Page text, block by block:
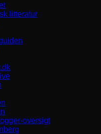
litteratur
oversigt